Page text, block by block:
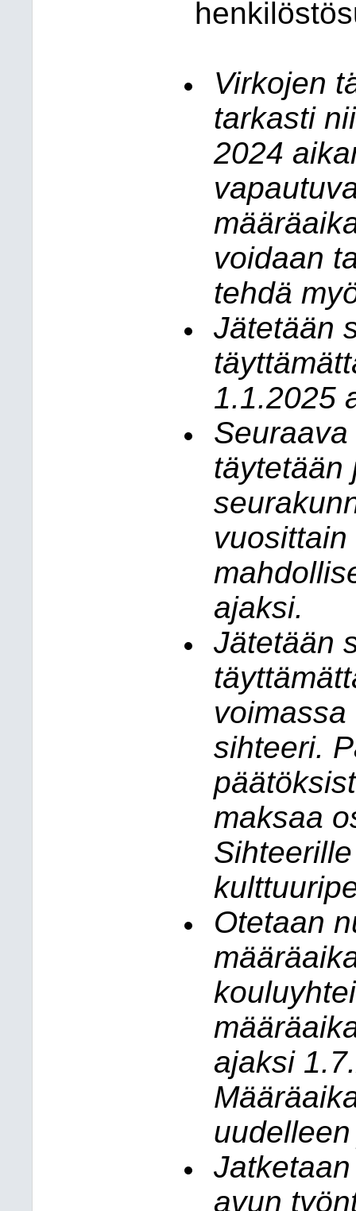
Virkojen
tarkasti
2024
voidaan
tehdä
Jätetään
1.1.2025
täytetään
ajaksi.
Jätetään
sihteeri.
maksaa
Otetaan
ajaksi
avun